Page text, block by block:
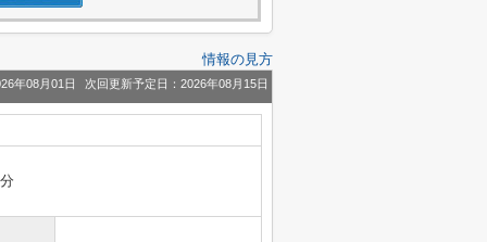
情報の見方
年08月01日 次回更新予定日：2026年08月15日